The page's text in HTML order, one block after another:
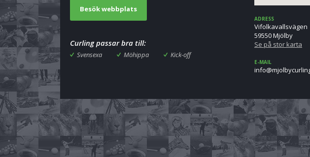
Besök webbplats
Curling passar bra till:
Svensexa Möhippa Kick-off
ADRESS
Vifolkavallsvägen
59550 Mjölby
Se på stor karta
E-MAIL